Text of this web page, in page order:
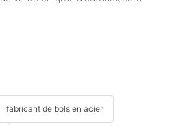
fabricant de bols en acier